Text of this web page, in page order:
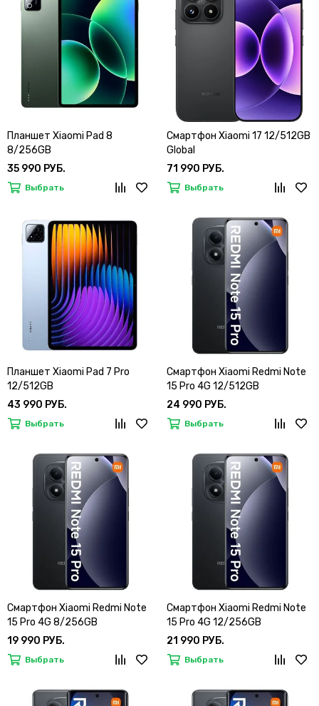
Планшет Xiaomi Pad 8
8/256GB
35 990 РУБ.
Выбрать
Смартфон Xiaomi 17 12/512GB
Global
71 990 РУБ.
Выбрать
Планшет Xiaomi Pad 7 Pro
12/512GB
43 990 РУБ.
Выбрать
Смартфон Xiaomi Redmi Note
15 Pro 4G 12/512GB
24 990 РУБ.
Выбрать
Смартфон Xiaomi Redmi Note
15 Pro 4G 8/256GB
19 990 РУБ.
Выбрать
Смартфон Xiaomi Redmi Note
15 Pro 4G 12/256GB
21 990 РУБ.
Выбрать